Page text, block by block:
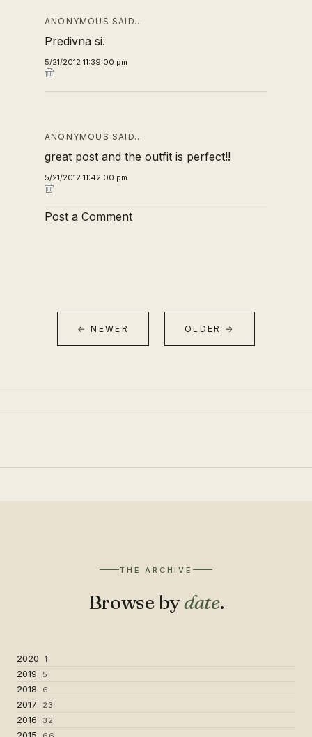
ANONYMOUS SAID…
Predivna si.
5/21/2012 11:39:00 pm
ANONYMOUS SAID…
great post and the outfit is perfect!!
5/21/2012 11:42:00 pm
Post a Comment
← NEWER OLDER →
THE ARCHIVE
Browse bydate.
2020 1
2019 5
2018 6
2017 23
2016 32
2015